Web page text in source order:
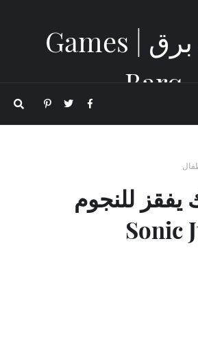
العاب برق | Games
Barq
يفقز للنجوم
Sonic